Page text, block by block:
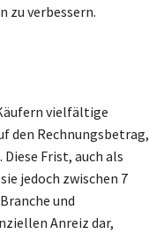
zu verbessern.
vielfältige
den Rechnungsbetrag,
Frist, auch als
jedoch zwischen 7
und
Anreiz dar,